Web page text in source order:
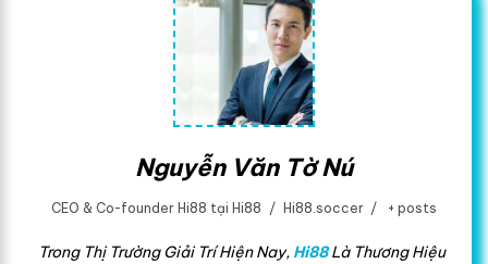
Nguyễn Văn Tờ Nú
CEO & Co-founder Hi88 tại Hi88 / Hi88.soccer / + posts
Trong Thị Trường Giải Trí Hiện Nay, Hi88Là Thương Hiệu